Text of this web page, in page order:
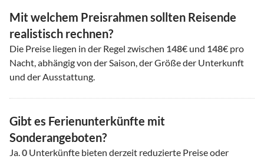
Mit welchem Preisrahmen sollten Reisende
realistisch rechnen?
Die Preise liegen in der Regel zwischen 148€ und 148€ pro
Nacht, abhängig von der Saison, der Größe der Unterkunft
und der Ausstattung.
Gibt es Ferienunterkünfte mit
Sonderangeboten?
Ja.0 Unterkünfte bieten derzeit reduzierte Preise oder